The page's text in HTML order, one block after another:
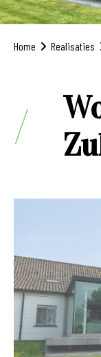
Home Realisaties